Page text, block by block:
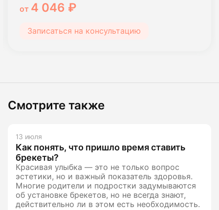
от 4 046 ₽
Записаться на консультацию
Смотрите также
13 июля
Как понять, что пришло время ставить
брекеты?
Красивая улыбка — это не только вопрос
эстетики, но и важный показатель здоровья.
Многие родители и подростки задумываются
об установке брекетов, но не всегда знают,
действительно ли в этом есть необходимость.